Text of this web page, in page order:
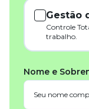
Gestão
Controle
trabalho.
Nome e